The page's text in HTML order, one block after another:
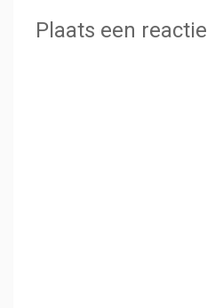
Plaats een reactie